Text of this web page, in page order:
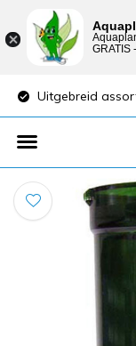
Uitgebreid
GRATIS